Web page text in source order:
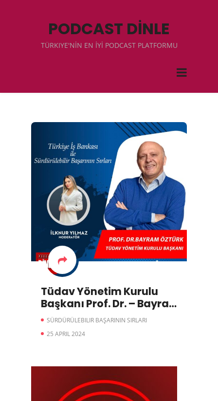
PODCAST DİNLE
TÜRKIYE'NİN EN İYİ PODCAST PLATFORMU
Tüdav Yönetim Kurulu
Başkanı Prof. Dr. – Bayram
Öztürk | Türkiye İş Bankası
İle Sürdürülebilir Başarının
Sırları
SÜRDÜRÜLEBILIR BAŞARININ SIRLARI
25 APRIL 2024